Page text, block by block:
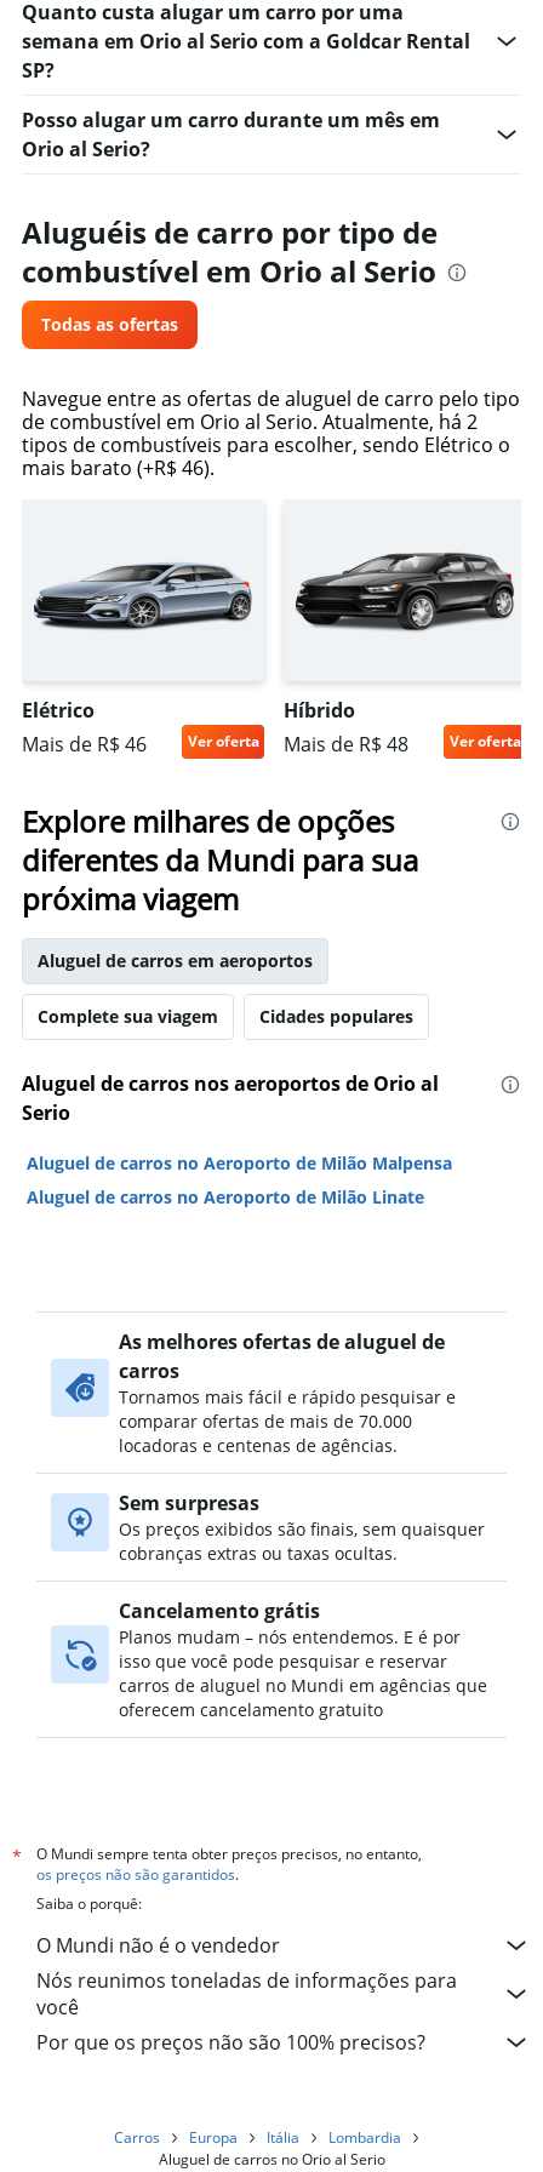
Range:
0
to
75.
Quanto custa alugar um carro por uma
semana em Orio al Serio com a Goldcar Rental
SP?
Posso alugar um carro durante um mês em
Orio al Serio?
Aluguéis de carro por tipo de
combustível em Orio al Serio
Todas as ofertas
Navegue entre as ofertas de aluguel de carro pelo tipo
de combustível em Orio al Serio. Atualmente, há 2
tipos de combustíveis para escolher, sendo Elétrico o
mais barato (+R$ 46).
Elétrico
Mais de R$ 46
Ver oferta
Híbrido
Mais de R$ 48
Ver oferta
Explore milhares de opções
diferentes da Mundi para sua
próxima viagem
Aluguel de carros em aeroportos
Complete sua viagem Cidades populares
Aluguel de carros nos aeroportos de Orio al
Serio
Aluguel de carros no Aeroporto de Milão Malpensa
Aluguel de carros no Aeroporto de Milão Linate
As melhores ofertas de aluguel de
carros
Tornamos mais fácil e rápido pesquisar e
comparar ofertas de mais de 70.000
locadoras e centenas de agências.
Sem surpresas
Os preços exibidos são finais, sem quaisquer
cobranças extras ou taxas ocultas.
Cancelamento grátis
Planos mudam – nós entendemos. E é por
isso que você pode pesquisar e reservar
carros de aluguel no Mundi em agências que
oferecem cancelamento gratuito
*
O Mundi sempre tenta obter preços precisos, no entanto,
os preços não são garantidos.
Saiba o porquê:
O Mundi não é o vendedor
Nós reunimos toneladas de informações para
você
Por que os preços não são 100% precisos?
Carros Europa Itália
Lombardia
Aluguel de carros no Orio al Serio